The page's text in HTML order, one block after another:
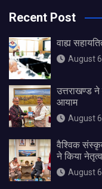
Recent Post
वाह्य
August
उत्तराखण्ड
आयाम
August
वैश्विक
ने किया नेतृत्व
August